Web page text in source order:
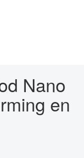
Nano
en